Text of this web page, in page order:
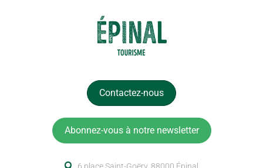
Contactez-nous
Abonnez-vous à notre newsletter